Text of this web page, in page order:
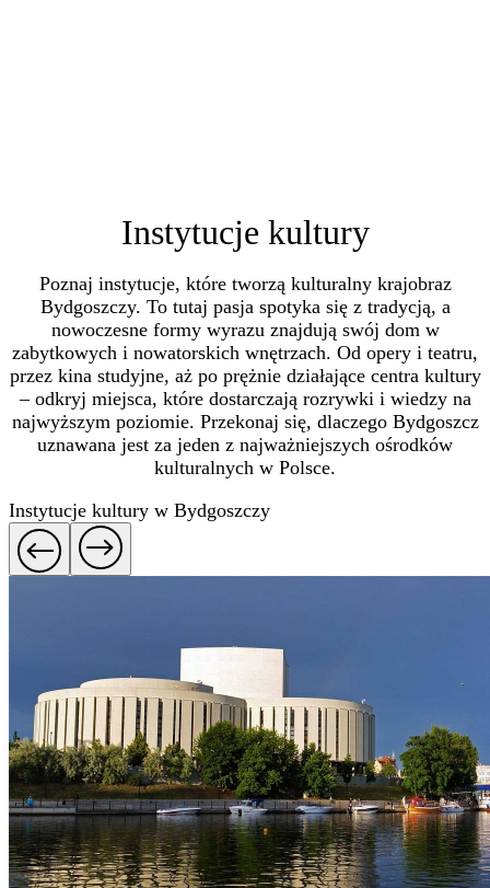
Instytucje kultury
Poznaj instytucje, które tworzą kulturalny krajobraz
Bydgoszczy. To tutaj pasja spotyka się z tradycją, a
nowoczesne formy wyrazu znajdują swój dom w
zabytkowych i nowatorskich wnętrzach. Od opery i teatru,
przez kina studyjne, aż po prężnie działające centra kultury
– odkryj miejsca, które dostarczają rozrywki i wiedzy na
najwyższym poziomie. Przekonaj się, dlaczego Bydgoszcz
uznawana jest za jeden z najważniejszych ośrodków
kulturalnych w Polsce.
Instytucje kultury w Bydgoszczy